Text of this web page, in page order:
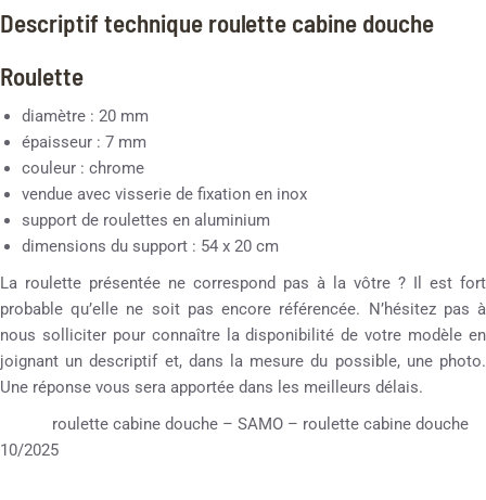
Descriptif technique roulette cabine douche
Roulette
diamètre : 20 mm
épaisseur : 7 mm
couleur : chrome
vendue avec visserie de fixation en inox
support de roulettes en aluminium
dimensions du support : 54 x 20 cm
La roulette présentée ne correspond pas à la vôtre ? Il est fort
probable qu’elle ne soit pas encore référencée. N’hésitez pas à
nous solliciter pour connaître la disponibilité de votre modèle en
joignant un descriptif et, dans la mesure du possible, une photo.
Une réponse vous sera apportée dans les meilleurs délais.
roulette cabine douche – SAMO – roulette cabine douche
10/2025